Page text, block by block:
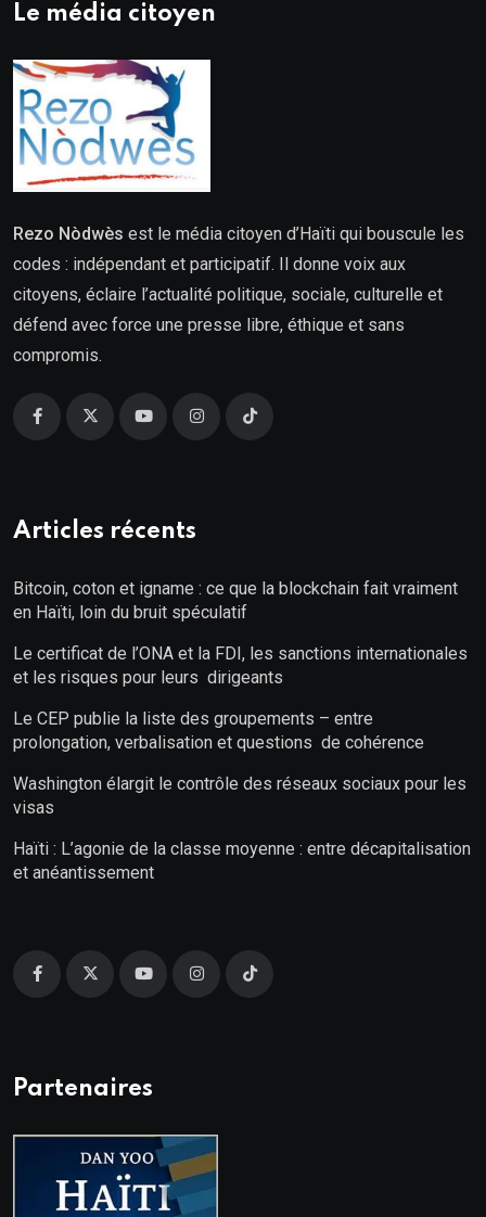
Le média citoyen
Rezo Nòdwès est le média citoyen d’Haïti qui bouscule les
codes : indépendant et participatif. Il donne voix aux
citoyens, éclaire l’actualité politique, sociale, culturelle et
défend avec force une presse libre, éthique et sans
compromis.
Articles récents
Bitcoin, coton et igname : ce que la blockchain fait vraiment
en Haïti, loin du bruit spéculatif
Le certificat de l’ONA et la FDI, les sanctions internationales
et les risques pour leurs dirigeants
Le CEP publie la liste des groupements – entre
prolongation, verbalisation et questions de cohérence
Washington élargit le contrôle des réseaux sociaux pour les
visas
Haïti : L’agonie de la classe moyenne : entre décapitalisation
et anéantissement
Partenaires